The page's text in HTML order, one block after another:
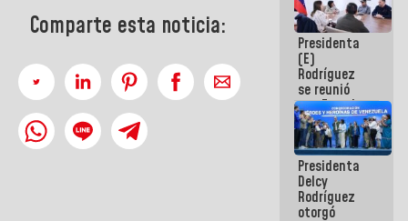
Comparte esta noticia: e inspección
en la Línea 2
Presidenta
(E)
Rodríguez
se reunió
con Estado
Mayor
Eléctrico
para
abordar
planes de
acción
Presidenta
Delcy
Rodríguez
otorgó